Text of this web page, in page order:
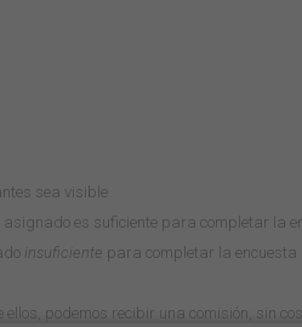
sea visible
es suficiente para completar la
insuficiente para completar la encuesta
podemos recibir una comisión, sin